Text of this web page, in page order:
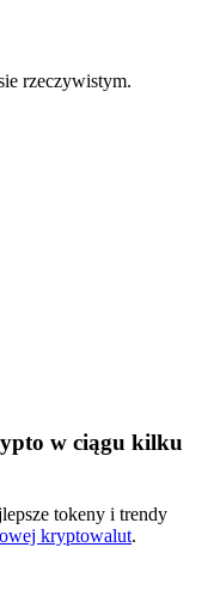
metale szlachetne i
rzeczywistym.
w ciągu kilku
tokeny i trendy
kryptowalut.